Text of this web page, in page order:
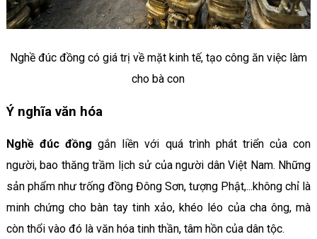
Nghề đúc đồng có giá trị về mặt kinh tế, tạo công ăn việc làm
cho bà con
Ý nghĩa văn hóa
Nghề đúc đồnggắn liền với quá trình phát triển của con
người, bao thăng trầm lịch sử của người dân Việt Nam. Những
sản phẩm như trống đồng Đông Sơn, tượng Phật,...không chỉ là
minh chứng cho bàn tay tinh xảo, khéo léo của cha ông, mà
còn thổi vào đó là văn hóa tinh thần, tâm hồn của dân tộc.